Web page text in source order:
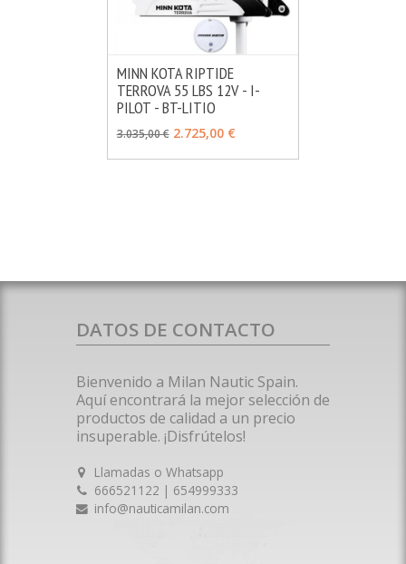
VER OPCIONES MÁS INFO
MINN KOTA RIPTIDE
TERROVA 55 LBS 12V - I-
PILOT - BT-LITIO
3.035,00 € 2.725,00 €
DATOS DE CONTACTO
Bienvenido a Milan Nautic Spain.
Aquí encontrará la mejor selección de
productos de calidad a un precio
insuperable. ¡Disfrútelos!
Llamadas o Whatsapp
666521122 | 654999333
info@nauticamilan.com